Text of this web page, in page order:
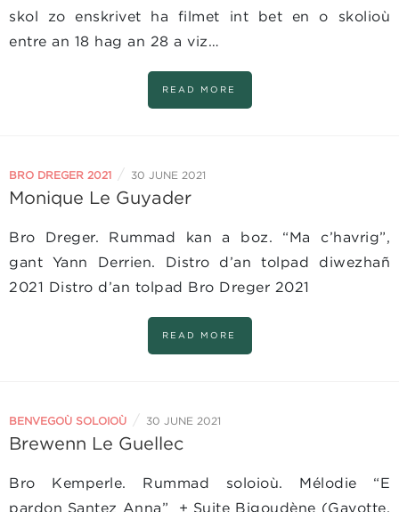
skol zo enskrivet ha filmet int bet en o skolioù
entre an 18 hag an 28 a viz…
READ MORE
BRO DREGER 2021 / 30 JUNE 2021
Monique Le Guyader
Bro Dreger. Rummad kan a boz. “Ma c’havrig”,
gant Yann Derrien. Distro d’an tolpad diwezhañ
2021 Distro d’an tolpad Bro Dreger 2021
READ MORE
BENVEGOÙ SOLOIOÙ / 30 JUNE 2021
Brewenn Le Guellec
Bro Kemperle. Rummad soloioù. Mélodie “E
pardon Santez Anna” + Suite Bigoudène (Gavotte,